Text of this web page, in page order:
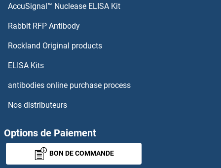
RPL39L Anticorps
RPS10 Anticorps
RPS11 Anticorps
RPS12 Anticorps
RPS13 Anticorps
AccuSignal™ Nuclease ELISA Kit
Rabbit RFP Antibody
Rockland Original products
ELISA Kits
antibodies online purchase process
Nos distributeurs
Options de Paiement
BON DE COMMANDE